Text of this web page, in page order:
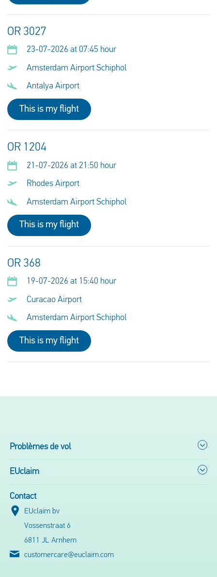
OR 3027
23-07-2026 at 07:45 hour
Amsterdam Airport Schiphol
Antalya Airport
This is my flight
OR 1204
21-07-2026 at 21:50 hour
Rhodes Airport
Amsterdam Airport Schiphol
This is my flight
OR 368
19-07-2026 at 15:40 hour
Curacao Airport
Amsterdam Airport Schiphol
This is my flight
Problèmes de vol
EUclaim
Contact
EUclaim bv
Vossenstraat 6
6811 JL Arnhem
customercare@euclaim.com